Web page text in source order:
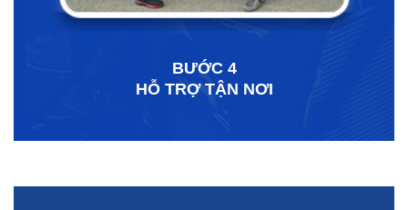
BƯỚC 4
HỖ TRỢ TẬN NƠI